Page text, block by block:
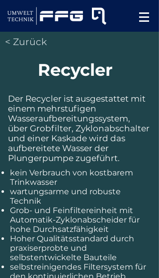
< Zurück
Recycler
Der Recycler ist ausgestattet mit
einem mehrstufigen
Wasseraufbereitungssystem,
über Grobfilter, Zyklonabschalter
und einer Kaskade wird das
aufbereitete Wasser der
Plungerpumpe zugeführt.
kein Verbrauch von kostbarem
Trinkwasser
wartungsarme und robuste
Technik
Grob- und Feinfiltereinheit mit
Automatik-Zyklonabscheider für
hohe Durchsatzfähigkeit
Hoher Qualitätsstandard durch
praxiserprobte und
selbstentwickelte Bauteile
selbstreinigendes Filtersystem für